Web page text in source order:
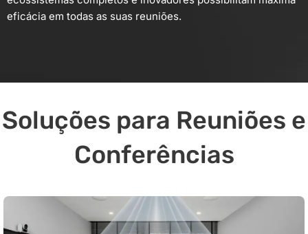
eficácia em todas as suas reuniões.
Soluções para Reuniões e
Conferências